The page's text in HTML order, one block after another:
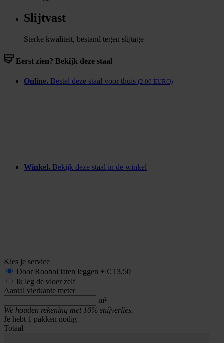
Slijtvast
Sterke kwaliteit, bestand tegen slijtage
Eerst zien? Bekijk deze staal
Online. Bestel deze staal voor thuis (2.00 EURO)
Winkel. Bekijk deze staal in de winkel
Kies je service
Door Roobol laten leggen + € 13,50
Ik leg de vloer zelf
Aantal vierkante meter
m²
We houden rekening met 10% snijverlies.
Je hebt 1 pakken nodig
Totaal